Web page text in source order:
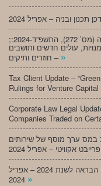
;מעו”דכן מיסים – חוק לתיקון פקודת מס הכנסה (מס’ 272), התשפ”ד-2024:
עולים חדשים ותושבים
חוזרים ותיקים – »
Tax Client Update –
Rulings for Venture
Corporate Law Legal
Companies Traded on
במס ערך מוסף של שירותים
מעו”דכן יחסי עבודה – הקפאה והפחתה של דמי הבראה לשנת 2024 – אפריל
»